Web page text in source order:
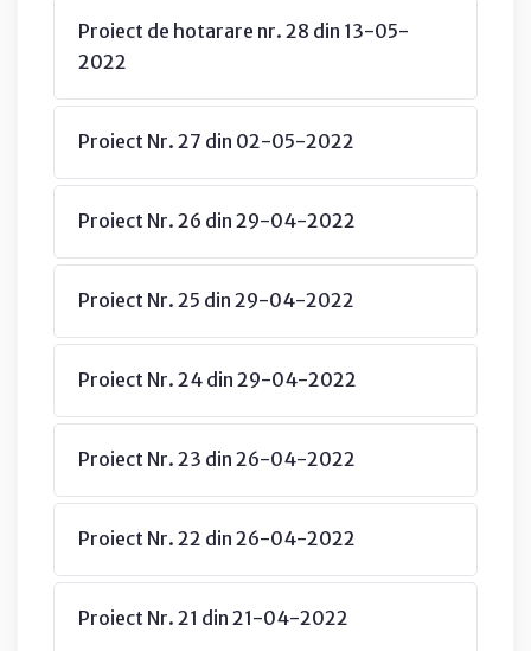
Proiect de hotarare nr. 28 din 13-05-
2022
Proiect Nr. 27 din 02-05-2022
Proiect Nr. 26 din 29-04-2022
Proiect Nr. 25 din 29-04-2022
Proiect Nr. 24 din 29-04-2022
Proiect Nr. 23 din 26-04-2022
Proiect Nr. 22 din 26-04-2022
Proiect Nr. 21 din 21-04-2022